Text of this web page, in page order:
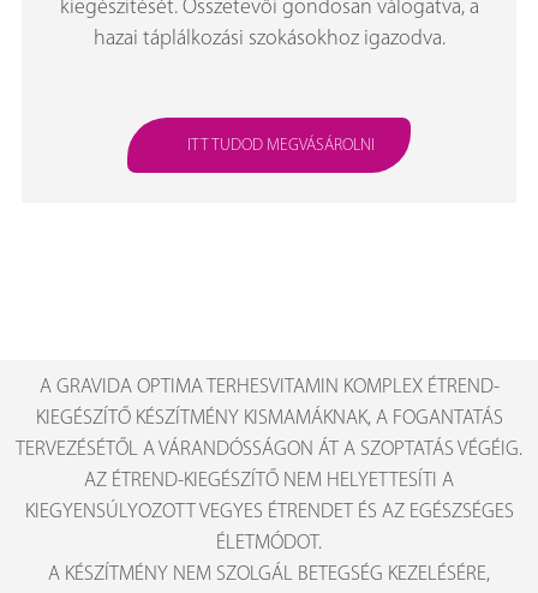
kiegészítését. Összetevői gondosan válogatva, a
hazai táplálkozási szokásokhoz igazodva.
ITT TUDOD MEGVÁSÁROLNI
A GRAVIDA OPTIMA TERHESVITAMIN KOMPLEX ÉTREND-
KIEGÉSZÍTŐ KÉSZÍTMÉNY KISMAMÁKNAK, A FOGANTATÁS
TERVEZÉSÉTŐL A VÁRANDÓSSÁGON ÁT A SZOPTATÁS VÉGÉIG.
AZ ÉTREND-KIEGÉSZÍTŐ NEM HELYETTESÍTI A
KIEGYENSÚLYOZOTT VEGYES ÉTRENDET ÉS AZ EGÉSZSÉGES
ÉLETMÓDOT.
A KÉSZÍTMÉNY NEM SZOLGÁL BETEGSÉG KEZELÉSÉRE,